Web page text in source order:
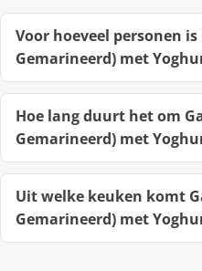
Voor hoeveel personen
Gemarineerd) met
Hoe lang duurt het om
Gemarineerd) met
Uit welke keuken komt
Gemarineerd) met